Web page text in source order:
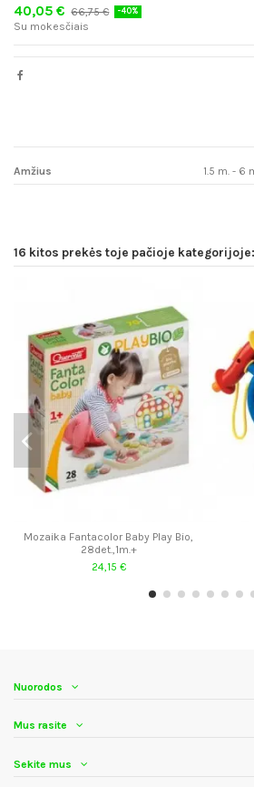
40,05 € 66,75 € -40%
Su mokesčiais
Amžius 1.5 m. - 6
16 kitos prekės toje pačioje kategorijoje:
Mozaika Fantacolor Baby Play Bio,
28det.,1m.+
24,15 €
Nuorodos
Mus rasite
Sekite mus